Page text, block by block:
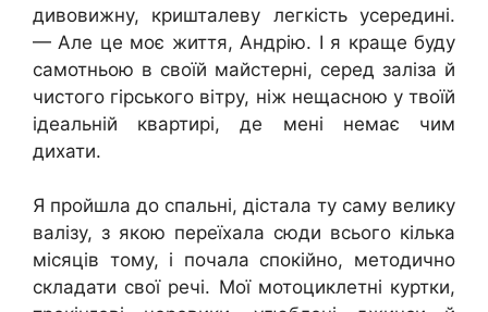
дивовижну, кришталеву легкість усередині.
— Але це моє життя, Андрію. І я краще буду
самотньою в своїй майстерні, серед заліза й
чистого гірського вітру, ніж нещасною у твоїй
ідеальній квартирі, де мені немає чим
дихати.
Я пройшла до спальні, дістала ту саму велику
валізу, з якою переїхала сюди всього кілька
місяців тому, і почала спокійно, методично
складати свої речі. Мої мотоциклетні куртки,